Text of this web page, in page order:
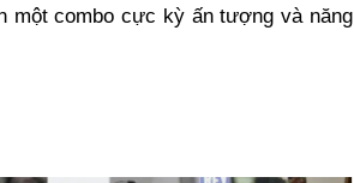
một combo cực kỳ ấn tượng và năng